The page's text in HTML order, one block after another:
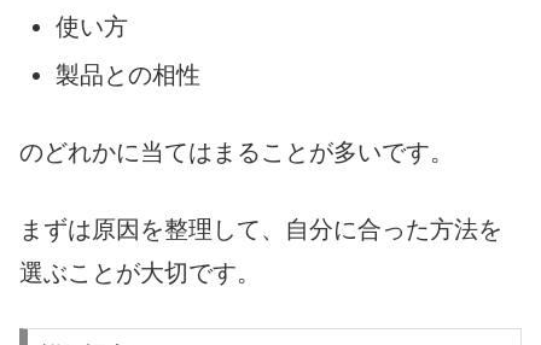
使い方
製品との相性
のどれかに当てはまることが多いです。
まずは原因を整理して、自分に合った方法を
選ぶことが大切です。